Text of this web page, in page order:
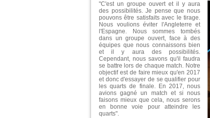
"C'est un groupe ouvert et il y aura
des possibilités. Je pense que nous
pouvons être satisfaits avec le tirage.
Nous voulions éviter l'Angleterre et
l'Espagne. Nous sommes tombés
dans un groupe ouvert, face à des
équipes que nous connaissons bien
et il y aura des possibilités.
Cependant, nous savons qu'il faudra
se battre lors de chaque match. Notre
objectif est de faire mieux qu'en 2017
et donc d'essayer de se qualifier pour
les quarts de finale. En 2017, nous
avions gagné un match et si nous
faisons mieux que cela, nous serons
en bonne voie pour atteindre les
quarts".